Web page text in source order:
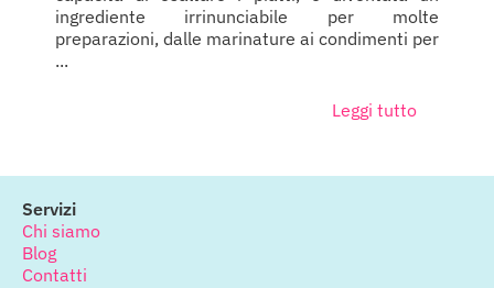
ingrediente irrinunciabile per molte
preparazioni, dalle marinature ai condimenti per
...
Leggi tutto
Servizi
Chi siamo
Blog
Contatti